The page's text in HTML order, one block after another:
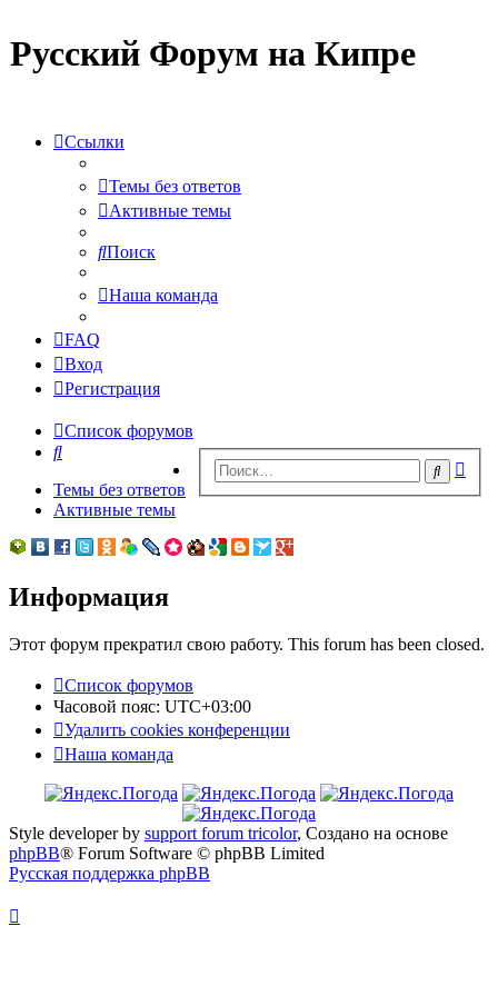
Русский Форум на Кипре
Ссылки
Темы без ответов
Активные темы
Поиск
Наша команда
FAQ
Вход
Регистрация
Список форумов
Поиск
Поиск
Темы без ответов
Активные темы
Информация
Этот форум прекратил свою работу. This forum has been closed.
Список форумов
Часовой пояс: UTC+03:00
Удалить cookies конференции
Наша команда
Style developer by support forum tricolor, Создано на основе
phpBB® Forum Software © phpBB Limited
Русская поддержка phpBB